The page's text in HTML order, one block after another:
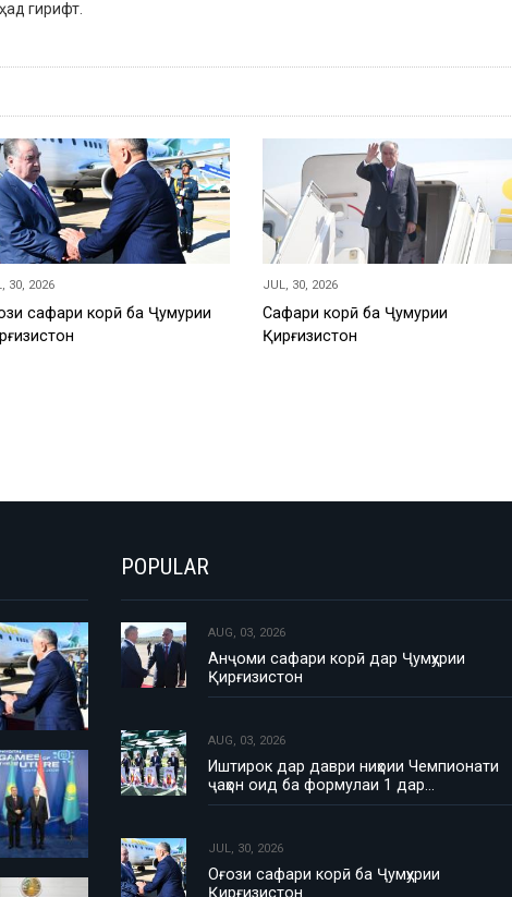
гирифт.
30, 2026
сафари корӣ ба Ҷумҳурии
JUL, 30, 2026
Сафари корӣ ба Ҷумҳурии
Қирғизистон
POPULAR
AUG, 03, 2026
Анҷоми сафари корӣ дар Ҷумҳурии
Қирғизистон
AUG, 03, 2026
Иштирок дар даври ниҳоии Чемпионати
ҷаҳон оид ба формулаи 1 дар…
JUL, 30, 2026
Оғози сафари корӣ ба Ҷумҳурии
Қирғизистон